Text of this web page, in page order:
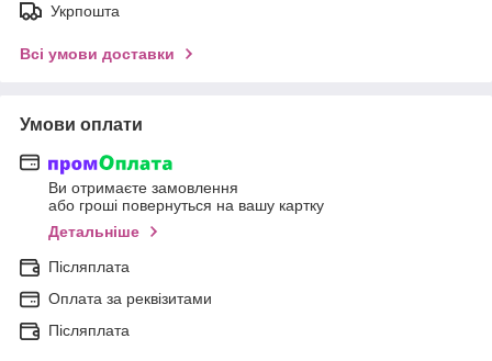
Укрпошта
Всі умови доставки
Умови оплати
Ви отримаєте замовлення
або гроші повернуться на вашу картку
Детальніше
Післяплата
Оплата за реквізитами
Післяплата